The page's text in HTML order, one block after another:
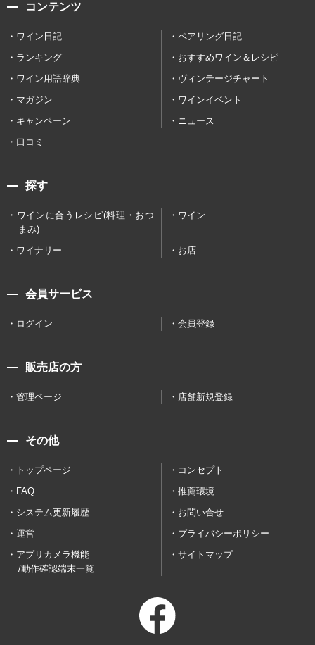
コンテンツ
ワイン日記
ペアリング日記
ランキング
おすすめワイン＆レシピ
ワイン用語辞典
ヴィンテージチャート
マガジン
ワインイベント
キャンペーン
ニュース
口コミ
探す
ワインに合うレシピ(料理・おつ
まみ)
ワイン
ワイナリー お店
会員サービス
ログイン 会員登録
販売店の方
管理ページ 店舗新規登録
その他
トップページ
コンセプト
FAQ
推薦環境
システム更新履歴
お問い合せ
運営
プライバシーポリシー
アプリカメラ機能
/動作確認端末一覧
サイトマップ